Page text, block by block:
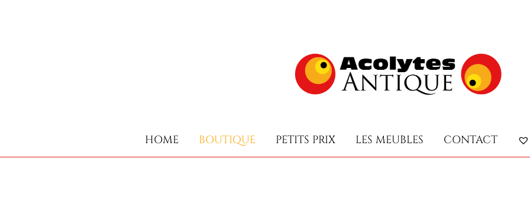
HOME BOUTIQUE PETITS PRIX LES MEUBLES CONTACT